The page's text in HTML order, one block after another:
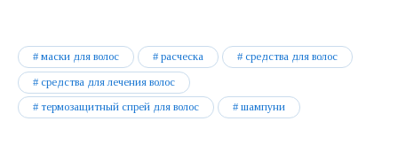
маски для волос расческа средства для волос
средства для лечения волос
термозащитный спрей для волос шампуни